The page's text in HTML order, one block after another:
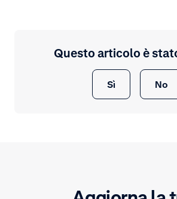
Questo articolo è
Sì No